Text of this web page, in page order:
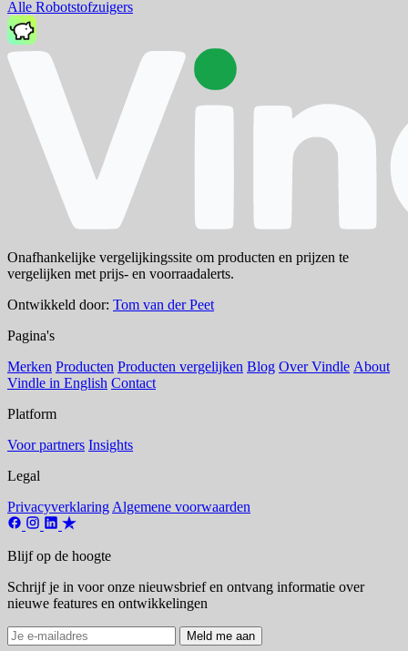
Alle Robotstofzuigers
Onafhankelijke vergelijkingssite om producten en prijzen te
vergelijken met prijs- en voorraadalerts.
Ontwikkeld door: Tom van der Peet
Pagina's
Merken Producten Producten vergelijken Blog Over Vindle About
Vindle in English Contact
Platform
Voor partners Insights
Legal
Privacyverklaring Algemene voorwaarden
Blijf op de hoogte
Schrijf je in voor onze nieuwsbrief en ontvang informatie over
nieuwe features en ontwikkelingen
Meld me aan